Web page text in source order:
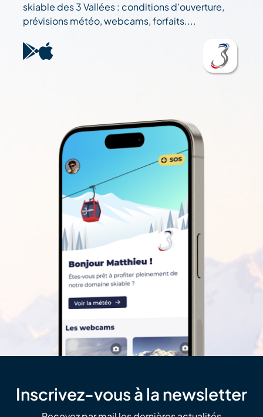
skiable des 3 Vallées : conditions d'ouverture,
prévisions météo, webcams, forfaits....
Inscrivez-vous à la newsletter